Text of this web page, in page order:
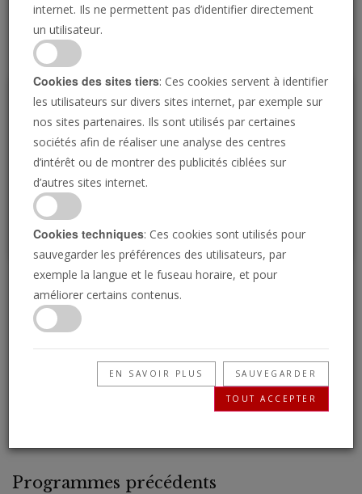
Regarder l’émission
P
Choisir la vie
Dans le livre du Deutéronome, Dieu supplie les
gens de choisir la vie. Que signifie choisir la vie
Programmes précédents
internet. Ils ne permettent pas d’identifier directement
un utilisateur.
Cookies des sites tiers: Ces cookies servent à identifier
les utilisateurs sur divers sites internet, par exemple sur
nos sites partenaires. Ils sont utilisés par certaines
sociétés afin de réaliser une analyse des centres
d’intérêt ou de montrer des publicités ciblées sur
d’autres sites internet.
Cookies techniques: Ces cookies sont utilisés pour
sauvegarder les préférences des utilisateurs, par
exemple la langue et le fuseau horaire, et pour
améliorer certains contenus.
EN SAVOIR PLUS SAUVEGARDER
TOUT ACCEPTER